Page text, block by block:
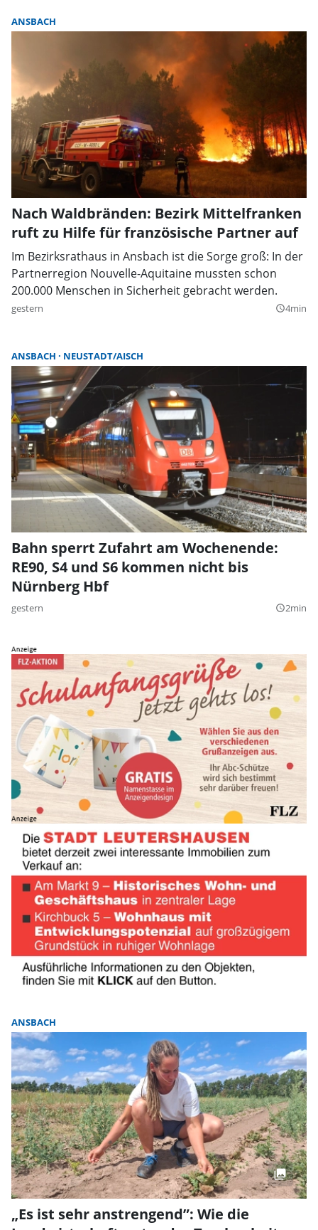
ANSBACH
Nach Waldbränden: Bezirk Mittelfranken
ruft zu Hilfe für französische Partner auf
Im Bezirksrathaus in Ansbach ist die Sorge groß: In der
Partnerregion Nouvelle-Aquitaine mussten schon
200.000 Menschen in Sicherheit gebracht werden.
gestern query_builder4min
ANSBACH NEUSTADT/AISCH
Bahn sperrt Zufahrt am Wochenende:
RE90, S4 und S6 kommen nicht bis
Nürnberg Hbf
gestern query_builder2min
ANSBACH
„Es ist sehr anstrengend”: Wie die